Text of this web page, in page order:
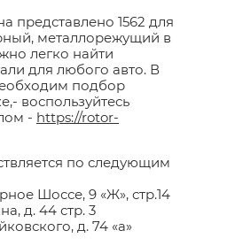
представлено 1562 для
металлорежущий в
легко найти
для любого авто. В
подбор
воспользуйтесь
- https://rotor-
по следующим
Шоссе, 9 «Ж», стр.14
д. 44 стр. 3
д. 74 «а»